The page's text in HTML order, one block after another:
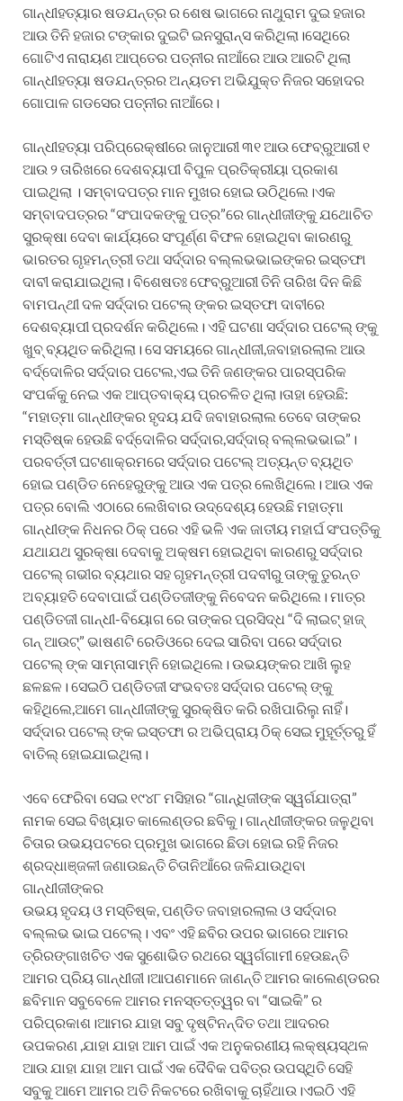
ଗାନ୍ଧୀହତ୍ୟାର ଷଡଯନ୍ତ୍ର ର ଶେଷ ଭାଗରେ ନାଥୁରାମ ଦୁଇ ହଜାର
ଆଉ ତିନି ହଜାର ଟଙ୍କାର ଦୁଇଟି ଇନସୁରାନ୍ସ କରିଥିଲା।ସେଥିରେ
ଗୋଟିଏ ନାରାୟଣ ଆପ୍ତେର ପତ୍ନୀର ନାଆଁରେ ଆଉ ଆରଟି ଥିଲା
ଗାନ୍ଧୀହତ୍ୟା ଷଡଯନ୍ତ୍ରର ଅନ୍ୟତମ ଅଭିଯୁକ୍ତ ନିଜର ସହୋଦର
ଗୋପାଳ ଗଡସେର ପତ୍ନୀର ନାଆଁରେ।
ଗାନ୍ଧୀହତ୍ୟା ପରିପ୍ରେକ୍ଷୀରେ ଜାନୁଆରୀ ୩୧ ଆଉ ଫେବ୍ରୁଆରୀ ୧
ଆଉ ୨ ତାରିଖରେ ଦେଶବ୍ୟାପୀ ବିପୁଳ ପ୍ରତିକ୍ରୀୟା ପ୍ରକାଶ
ପାଇଥିଲା । ସମ୍ବାଦପତ୍ର ମାନ ମୁଖର ହୋଇ ଉଠିଥିଲେ।ଏକ
ସମ୍ବାଦପତ୍ରର “ସଂପାଦକଙ୍କୁ ପତ୍ର”ରେ ଗାନ୍ଧୀଜୀଙ୍କୁ ଯଥୋଚିତ
ସୁରକ୍ଷା ଦେବା କାର୍ଯ୍ୟରେ ସଂପୂର୍ଣ୍ଣ ବିଫଳ ହୋଇଥିବା କାରଣରୁ
ଭାରତର ଗୃହମନ୍ତ୍ରୀ ତଥା ସର୍ଦ୍ଦାର ବଲ୍ଲଭଭାଇଙ୍କର ଇସ୍ତଫା
ଦାବୀ କରାଯାଇଥିଲା। ବିଶେଷତଃ ଫେବ୍ରୁଆରୀ ତିନି ତାରିଖ ଦିନ କିଛି
ବାମପନ୍ଥୀ ଦଳ ସର୍ଦ୍ଦାର ପଟେଲ୍ ଙ୍କର ଇସ୍ତଫା ଦାବୀରେ
ଦେଶବ୍ୟାପୀ ପ୍ରଦର୍ଶନ କରିଥିଲେ। ଏହି ଘଟଣା ସର୍ଦ୍ଦାର ପଟେଲ୍ ଙ୍କୁ
ଖୁବ୍ ବ୍ୟଥିତ କରିଥିଲା। ସେ ସମୟରେ ଗାନ୍ଧୀଜୀ,ଜବାହାରଲାଲ ଆଉ
ବର୍ଦ୍ଦୋଳିର ସର୍ଦ୍ଦାର ପଟେଲ,ଏଇ ତିନି ଜଣଙ୍କର ପାରସ୍ପରିକ
ସଂପର୍କକୁ ନେଇ ଏକ ଆପ୍ତବାକ୍ୟ ପ୍ରଚଳିତ ଥିଲା।ତାହା ହେଉଛି:
“ମହାତ୍ମା ଗାନ୍ଧୀଙ୍କର ହୃଦୟ ଯଦି ଜବାହାରଲାଲ ତେବେ ତାଙ୍କର
ମସ୍ତିଷ୍କ ହେଉଛି ବର୍ଦ୍ଦୋଳିର ସର୍ଦ୍ଦାର,ସର୍ଦ୍ଦାର୍ ବଲ୍ଲଭଭାଇ”।
ପରବର୍ତ୍ତୀ ଘଟଣାକ୍ରମରେ ସର୍ଦ୍ଦାର ପଟେଲ୍ ଅତ୍ୟନ୍ତ ବ୍ୟଥିତ
ହୋଇ ପଣ୍ଡିତ ନେହେରୁଙ୍କୁ ଆଉ ଏକ ପତ୍ର ଲେଖିଥିଲେ। ଆଉ ଏକ
ପତ୍ର ବୋଲି ଏଠାରେ ଲେଖିବାର ଉଦ୍ଦେଶ୍ୟ ହେଉଛି ମହାତ୍ମା
ଗାନ୍ଧୀଙ୍କ ନିଧନର ଠିକ୍ ପରେ ଏହି ଭଳି ଏକ ଜାତୀୟ ମହାର୍ଘ ସଂପତ୍ତିକୁ
ଯଥାଯଥ ସୁରକ୍ଷା ଦେବାକୁ ଅକ୍ଷମ ହୋଇଥିବା କାରଣରୁ ସର୍ଦ୍ଦାର
ପଟେଲ୍ ଗଭୀର ବ୍ୟଥାର ସହ ଗୃହମନ୍ତ୍ରୀ ପଦବୀରୁ ତାଙ୍କୁ ତୁରନ୍ତ
ଅବ୍ୟାହତି ଦେବାପାଇଁ ପଣ୍ଡିତଜୀଙ୍କୁ ନିବେଦନ କରିଥିଲେ। ମାତ୍ର
ପଣ୍ଡିତଜୀ ଗାନ୍ଧୀ-ବିୟୋଗ ରେ ତାଙ୍କର ପ୍ରସିଦ୍ଧ “ଦି ଲାଇଟ୍ ହାଜ୍
ଗନ୍ ଆଉଟ୍” ଭାଷଣଟି ରେଡିଓରେ ଦେଇ ସାରିବା ପରେ ସର୍ଦ୍ଦାର
ପଟେଲ୍ ଙ୍କ ସାମ୍ନାସାମ୍ନି ହୋଇଥିଲେ। ଉଭୟଙ୍କର ଆଖି ଲୁହ
ଛଳଛଳ। ସେଇଠି ପଣ୍ଡିତଜୀ ସଂଭବତଃ ସର୍ଦ୍ଦାର ପଟେଲ୍ ଙ୍କୁ
କହିଥିଲେ,ଆମେ ଗାନ୍ଧୀଜୀଙ୍କୁ ସୁରକ୍ଷିତ କରି ରଖିପାରିଲୁ ନାହିଁ।
ସର୍ଦ୍ଦାର ପଟେଲ୍ ଙ୍କ ଇସ୍ତଫା ର ଅଭିପ୍ରାୟ ଠିକ୍ ସେଇ ମୁହୂର୍ତ୍ତରୁ ହିଁ
ବାତିଲ୍ ହୋଇଯାଇଥିଲା।
ଏବେ ଫେରିବା ସେଇ ୧୯୪୮ ମସିହାର “ଗାନ୍ଧିଜୀଙ୍କ ସ୍ୱର୍ଗଯାତ୍ରା”
ନାମକ ସେଇ ବିଖ୍ୟାତ କାଲେଣ୍ଡର ଛବିକୁ। ଗାନ୍ଧୀଜୀଙ୍କର ଜଳୁଥିବା
ଚିତାର ଉଭୟପଟରେ ପ୍ରମୁଖ ଭାଗରେ ଛିଡା ହୋଇ ରହି ନିଜର
ଶ୍ରଦ୍ଧାଞ୍ଜଳୀ ଜଣାଉଛନ୍ତି ଚିତାନିଆଁରେ ଜଳିଯାଉଥିବା
ଗାନ୍ଧୀଜୀଙ୍କର
ଉଭୟ ହୃଦୟ ଓ ମସ୍ତିଷ୍କ, ପଣ୍ଡିତ ଜବାହାରଲାଲ ଓ ସର୍ଦ୍ଦାର
ବଲ୍ଲଭ ଭାଇ ପଟେଲ୍। ଏବଂ ଏହି ଛବିର ଉପର ଭାଗରେ ଆମର
ତ୍ରିରଙ୍ଗାଖଚିତ ଏକ ସୁଶୋଭିତ ରଥରେ ସ୍ୱର୍ଗଗାମୀ ହେଉଛନ୍ତି
ଆମର ପ୍ରିୟ ଗାନ୍ଧୀଜୀ।ଆପଣମାନେ ଜାଣନ୍ତି ଆମର କାଲେଣ୍ଡରର
ଛବିମାନ ସବୁବେଳେ ଆମର ମନସ୍ତତ୍ତ୍ୱର ବା “ସାଇକି” ର
ପରିପ୍ରକାଶ।ଆମର ଯାହା ସବୁ ଦୃଷ୍ଟିନନ୍ଦିତ ତଥା ଆଦରର
ଉପକରଣ ,ଯାହା ଯାହା ଆମ ପାଇଁ ଏକ ଅନୁକରଣୀୟ ଲକ୍ଷ୍ୟସ୍ଥଳ
ଆଉ ଯାହା ଯାହା ଆମ ପାଇଁ ଏକ ଦୈବିକ ପବିତ୍ର ଉପସ୍ଥିତି ସେହି
ସବୁକୁ ଆମେ ଆମର ଅତି ନିକଟରେ ରଖିବାକୁ ଚାହିଁଥାଉ।ଏଇଠି ଏହି